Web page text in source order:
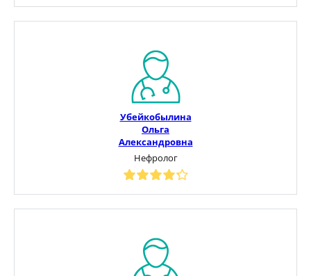
Убейкобылина
Ольга
Александровна
Нефролог